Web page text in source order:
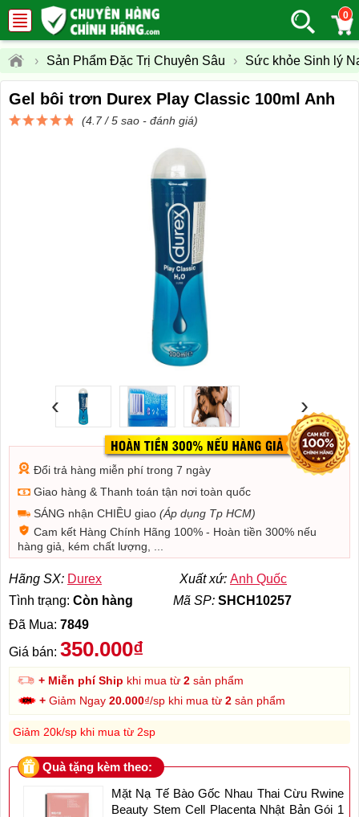
0
› Sản Phẩm Đặc Trị Chuyên Sâu › Sức khỏe Sinh lý
Gel bôi trơn Durex Play Classic 100ml Anh
(4.7 / 5 sao - đánh giá)
‹ ›
Đổi trả hàng miễn phí trong 7 ngày
Giao hàng & Thanh toán tận nơi toàn quốc
SÁNG nhận CHIỀU giao (Áp dụng Tp HCM)
Cam kết Hàng Chính Hãng 100% - Hoàn tiền 300% nếu
hàng giả, kém chất lượng, ...
Hãng SX: Durex Xuất xứ: Anh Quốc
Tình trạng: Còn hàng Mã SP: SHCH10257
Đã Mua: 7849
Giá bán: 350.000₫
+ Miễn phí Ship khi mua từ 2 sản phẩm
+ Giảm Ngay20.000₫/sp khi mua từ2 sản phẩm
Giảm 20k/sp khi mua từ 2sp
Quà tặng kèm theo:
Mặt Nạ Tế Bào Gốc Nhau Thai Cừu Rwine
Beauty Stem Cell Placenta Nhật Bản Gói 1